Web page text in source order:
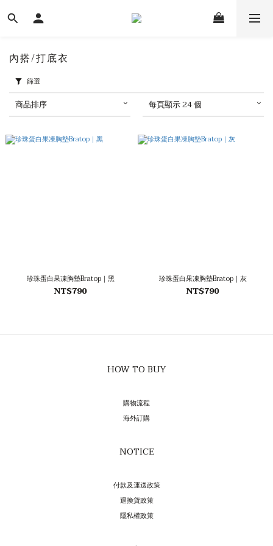
內搭/打底衣
篩選
商品排序 每頁顯示 24 個
珍珠蛋白果凍胸墊Bratop｜黑
NT$790
珍珠蛋白果凍胸墊Bratop｜灰
NT$790
HOW TO BUY
購物流程
海外訂購
NOTICE
付款及運送政策
退換貨政策
隱私權政策